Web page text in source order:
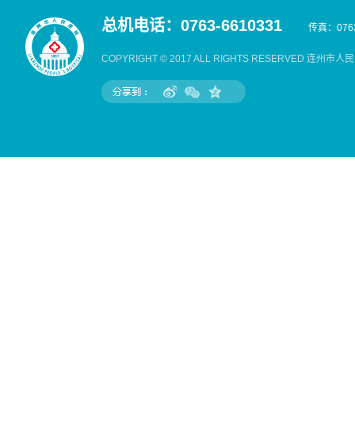
总机电话：0763-6610331 传真：
COPYRIGHT © 2017 ALL RIGHTS RESERVED 连州市人